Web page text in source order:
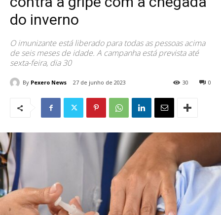
do inverno
O imunizante está liberado para todas as pessoas acima
de seis meses de idade. A campanha está prevista até
sexta-feira, dia 30
By Pexero News 27 de junho de 2023 0
30